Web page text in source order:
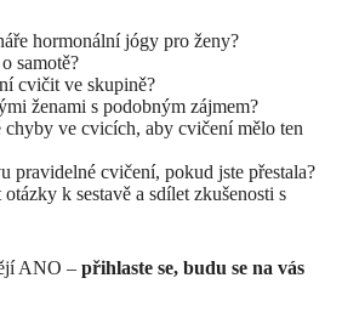
hormonální jógy pro ženy?
samotě?
cvičit ve skupině?
ženami s podobným zájmem?
ve cvicích, aby cvičení mělo ten
pravidelné cvičení, pokud jste přestala?
k sestavě a sdílet zkušenosti s
ANO – přihlaste se, budu se na vás